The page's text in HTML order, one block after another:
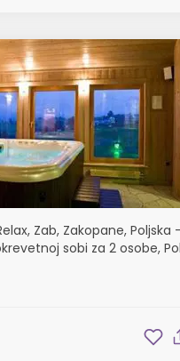
Zab, Zakopane, Poljska
sobi za 2 osobe,